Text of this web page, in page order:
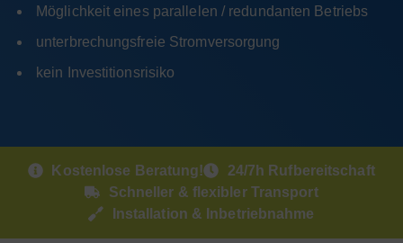
Möglichkeit eines parallelen / redundanten Betriebs
unterbrechungsfreie Stromversorgung
kein Investitionsrisiko
Kostenlose Beratung!
24/7h Rufbereitschaft
Schneller & flexibler Transport
Installation & Inbetriebnahme